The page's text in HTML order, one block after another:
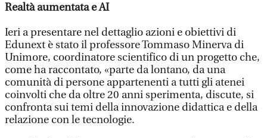
Realtà aumentata e AI
Ieri a presentare nel dettaglio azioni e obiettivi di
Edunext è stato il professore Tommaso Minerva di
Unimore, coordinatore scientifico di un progetto che,
come ha raccontato, «parte da lontano, da una
comunità di persone appartenenti a tutti gli atenei
coinvolti che da oltre 20 anni sperimenta, discute, si
confronta sui temi della innovazione didattica e della
relazione con le tecnologie.